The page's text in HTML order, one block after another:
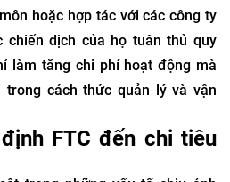
hoặc hợp tác với các công ty
dịch của họ tuân thủ quy
làm tăng chi phí hoạt động mà
cách thức quản lý và vận
FTC đến chi tiêu